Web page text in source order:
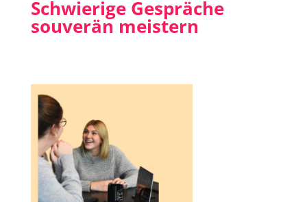
Schwierige Gespräche
souverän meistern